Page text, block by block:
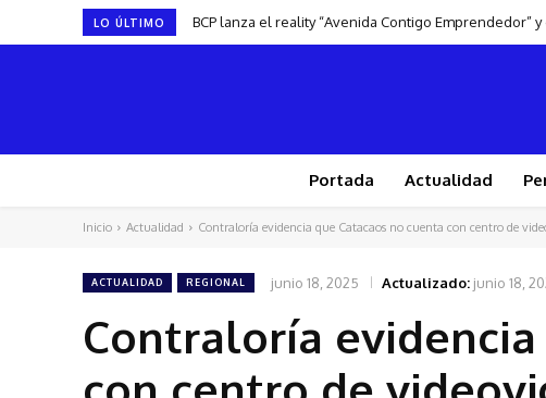
LO ÚLTIMO BCP lanza el reality “Avenida Contigo
Portada Actualidad
Inicio Actualidad Contraloría evidencia que Catacaos no cuenta con centro de
ACTUALIDAD REGIONAL junio 18, 2025 Actualizado: junio 18,
Contraloría